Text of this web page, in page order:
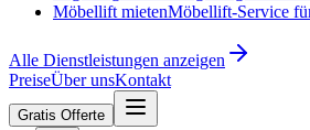
Möbellift mietenMöbellift-Service
Alle Dienstleistungen anzeigen
PreiseÜber unsKontakt
Gratis Offerte